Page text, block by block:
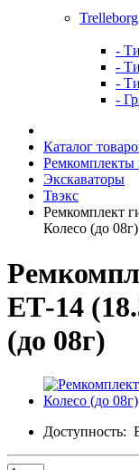
Trelleborg
-
-
-
-
Каталог
Ремкомплекты
Экскаваторы
Твэкс
Ремкомплект
Колесо (до 08г)
ЕТ-14
(до 08г)
Доступность: